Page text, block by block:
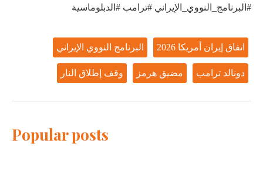
#البرنامج_النووي_الإيراني #ترامب #الدبلوماسية
اتفاق إيران أمريكا 2026 البرنامج النووي الإيراني
دونالد ترامب مضيق هرمز وقف إطلاق النار
Popular posts